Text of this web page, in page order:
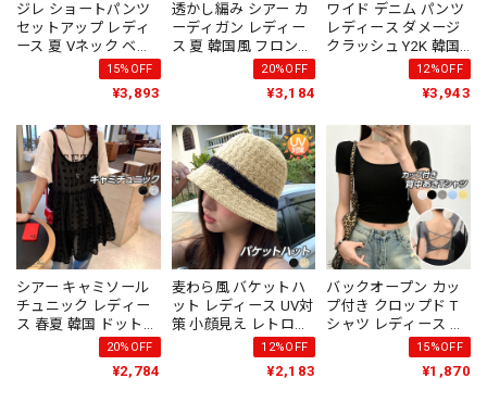
ジレ ショートパンツ
セットアップ レディ
ース 夏 Vネック ベス
ト ノーカラー リネン
ライク シングルボタ
ン ワイド パンツ ウエ
いめ 大人 カジュアル
通勤 体型カバー 着回
し [LS-CGX011]
15%OFF
¥3,893
透かし編み シアー カ
ーディガン レディー
ス 夏 韓国風 フロント
リボン ショート丈 長
袖 サマーニット レー
ス 羽織り 透け感 冷房
レンチガーリー バレ
エコア [LS-CGT123]
20%OFF
¥3,184
ワイド デニム パンツ
レディース ダメージ
クラッシュ Y2K 韓国
風 ハイウエスト ウエ
ストクロス アシメ 変
形 ジーンズ ストレー
バー ストリート [LS-
CGP033]
12%OFF
¥3,943
シアー キャミソール
チュニック レディー
ス 春夏 韓国 ドット柄
チュール レイヤード
重ね着 透け感 ティア
ード フリル Aライン
20%OFF
¥2,784
麦わら風 バケットハ
ット レディース UV対
策 小顔見え レトロ配
色 春夏 折りたたみ帽
子 [LS-CGH011]
12%OFF
¥2,183
バックオープン カッ
プ付き クロップド T
シャツ レディース 韓
国 ストリート Y2K 背
中あき トップス [LS-
15%OFF
¥1,870